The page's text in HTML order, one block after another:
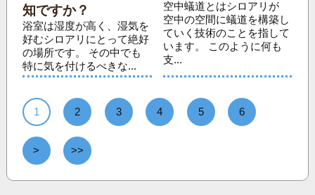
知ですか？
浴室は湿度が高く、湿気を
好むシロアリにとって絶好
の場所です。 その中でも
特に気を付けるべきな...
空中蟻道とはシロアリが
空中の空間に蟻道を構築し
ていく技術のことを指して
います。 このように何も
支...
1 2 3 4 5 6
> >>